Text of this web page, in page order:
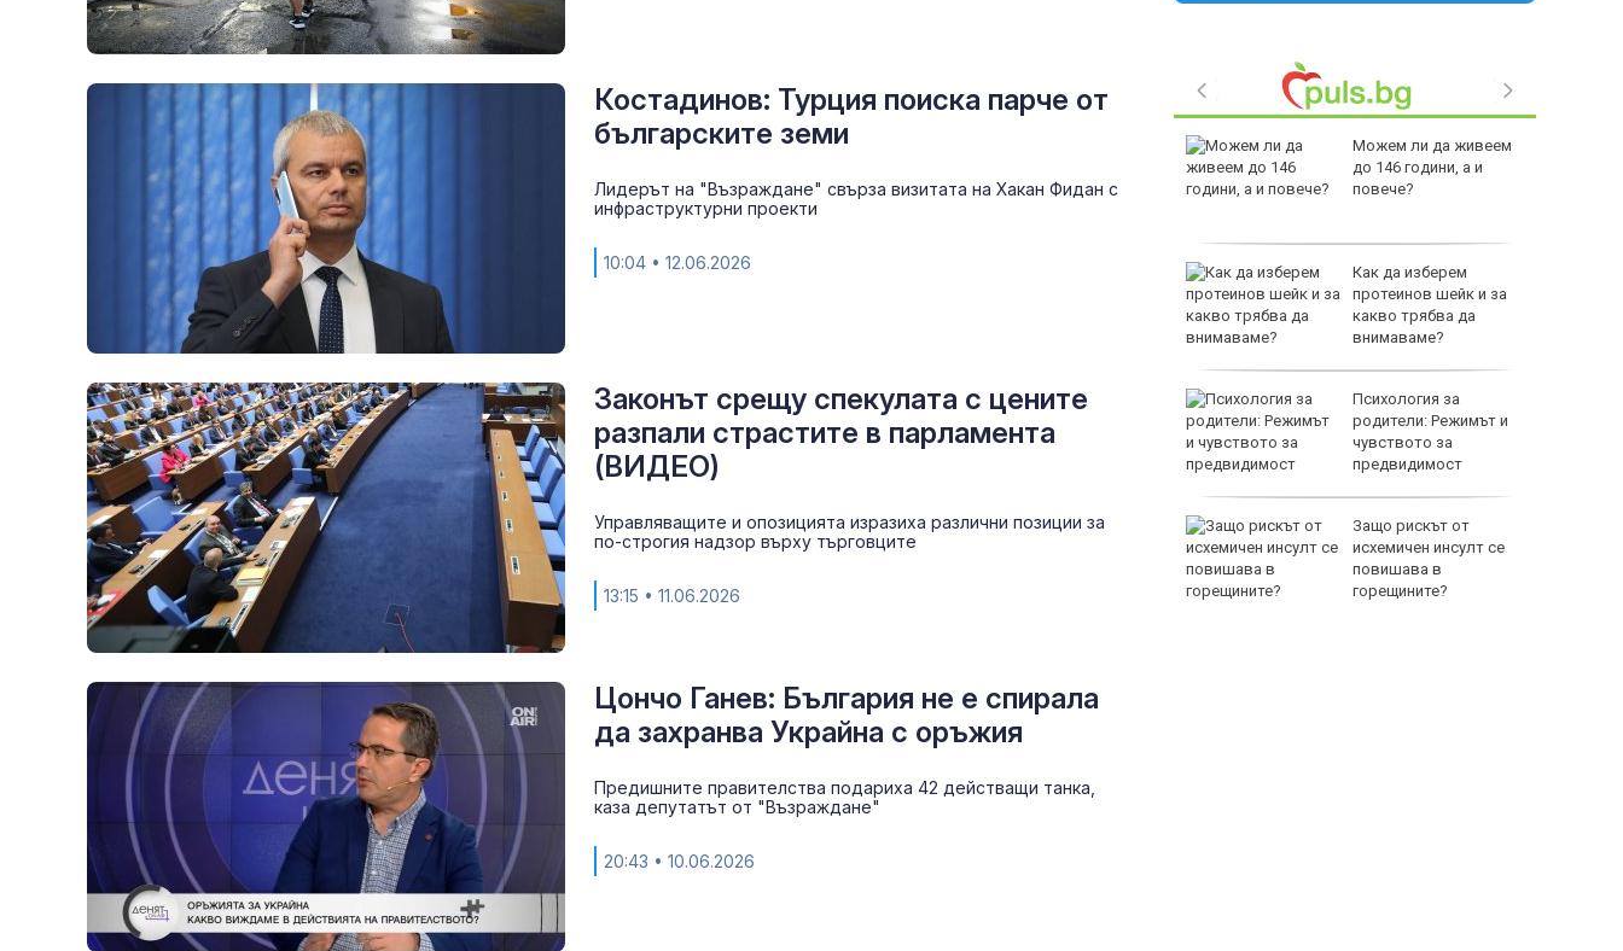
Костадинов: Турция поиска парче от
българските земи
Лидерът на "Възраждане" свърза визитата на Хакан Фидан с
инфраструктурни проекти
10:04 • 12.06.2026
Законът срещу спекулата с цените
разпали страстите в парламента
(ВИДЕО)
Управляващите и опозицията изразиха различни позиции за
по-строгия надзор върху търговците
13:15 • 11.06.2026
Цончо Ганев: България не е спирала
да захранва Украйна с оръжия
Предишните правителства подариха 42 действащи танка,
каза депутатът от "Възраждане"
20:43 • 10.06.2026
руски войник облечен
Как войните между
превърнаха в един
Меган Маркъл по
Можем ли да живеем
до 146 години, а и
повече?
Как да изберем
протеинов шейк и за
какво трябва да
внимаваме?
Психология за
родители: Режимът и
чувството за
предвидимост
Защо рискът от
исхемичен инсулт се
повишава в
горещините?